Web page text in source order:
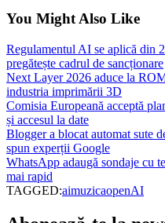
You Might Also Like
Regulamentul AI se aplică din
pregătește cadrul de sancționare
Next Layer 2026 aduce la
industria imprimării 3D
Comisia Europeană acceptă
și accesul la date
Blogger a blocat automat sute
spun experții Google
WhatsApp adaugă sondaje cu
mai rapid
TAGGED:aimuzicaopenAI